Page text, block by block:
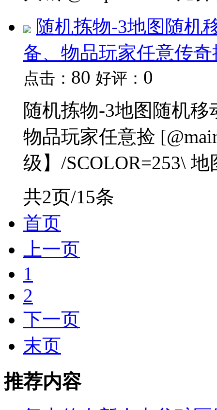
随机拣物-3地图随机
备、物品玩家任意传奇
点击： 80 好评： 0
随机拣物-3地图随机
物品玩家任意捡
级】/SCOLOR=253\
共2页/15条
首页
上一页
1
2
下一页
末页
推荐内容